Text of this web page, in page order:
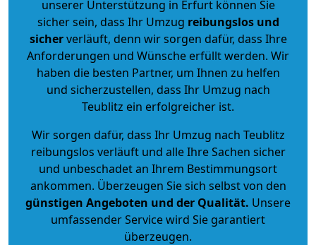
unserer Unterstützung in Erfurt können Sie
sicher sein, dass Ihr Umzug reibungslos und
sicherverläuft, denn wir sorgen dafür, dass Ihre
Anforderungen und Wünsche erfüllt werden. Wir
haben die besten Partner, um Ihnen zu helfen
und sicherzustellen, dass Ihr Umzug nach
Teublitz ein erfolgreicher ist.
Wir sorgen dafür, dass Ihr Umzug nach Teublitz
reibungslos verläuft und alle Ihre Sachen sicher
und unbeschadet an Ihrem Bestimmungsort
ankommen. Überzeugen Sie sich selbst von den
günstigen Angeboten und der Qualität. Unsere
umfassender Service wird Sie garantiert
überzeugen.